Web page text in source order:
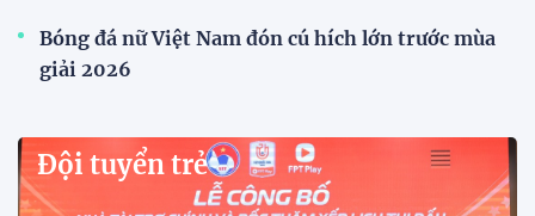
Bóng đá nữ Việt Nam đón cú hích lớn trước mùa
giải 2026
Đội tuyển trẻ